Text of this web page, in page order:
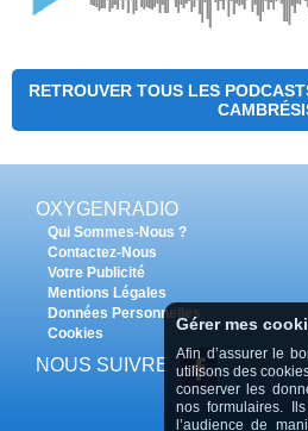
RETROUVER TOUS LES
OXYGENRADIO
Qui Sommes-Nous ?
Contactez-Nous
Votre Publicité
Mentions Légales
Données Personnelles
Cookies
NOUS SUIVRE
Gérer mes
Afin d’assurer le
utilisons des
conserver les
nos formulaires.
l’audience de